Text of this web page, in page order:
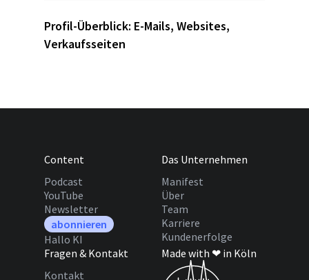
Profil-Überblick: E-Mails, Websites,
Verkaufsseiten
Content
Podcast
YouTube
Newsletter
abonnieren
Hallo KI
Das Unternehmen
Manifest
Über
Team
Karriere
Kundenerfolge
Fragen & Kontakt
Kontakt
Made with ❤ in Köln